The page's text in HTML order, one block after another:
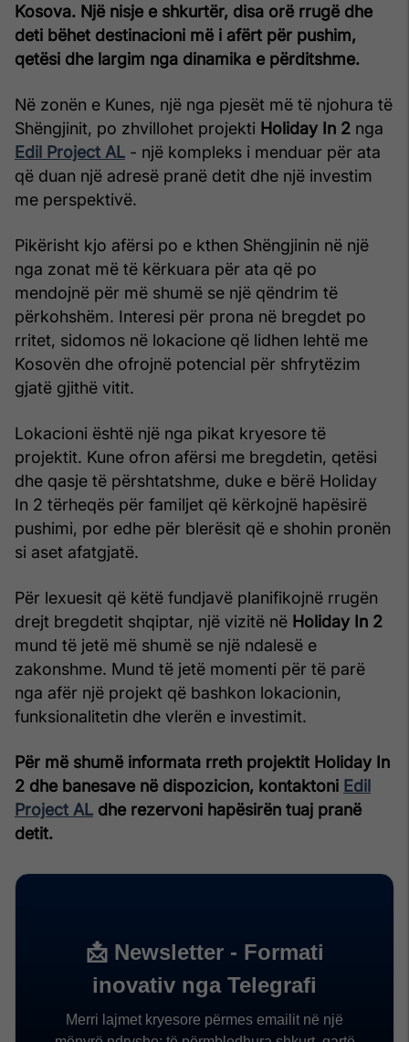
Kosova. Një nisje e shkurtër, disa orë rrugë dhe
deti bëhet destinacioni më i afërt për pushim,
qetësi dhe largim nga dinamika e përditshme.
Në zonën e Kunes, një nga pjesët më të njohura të
Shëngjinit, po zhvillohet projekti Holiday In 2 nga
Edil Project AL - një kompleks i menduar për ata
që duan një adresë pranë detit dhe një investim
me perspektivë.
Pikërisht kjo afërsi po e kthen Shëngjinin në një
nga zonat më të kërkuara për ata që po
mendojnë për më shumë se një qëndrim të
përkohshëm. Interesi për prona në bregdet po
rritet, sidomos në lokacione që lidhen lehtë me
Kosovën dhe ofrojnë potencial për shfrytëzim
gjatë gjithë vitit.
Lokacioni është një nga pikat kryesore të
projektit. Kune ofron afërsi me bregdetin, qetësi
dhe qasje të përshtatshme, duke e bërë Holiday
In 2 tërheqës për familjet që kërkojnë hapësirë
pushimi, por edhe për blerësit që e shohin pronën
si aset afatgjatë.
Për lexuesit që këtë fundjavë planifikojnë rrugën
drejt bregdetit shqiptar, një vizitë në Holiday In 2
mund të jetë më shumë se një ndalesë e
zakonshme. Mund të jetë momenti për të parë
nga afër një projekt që bashkon lokacionin,
funksionalitetin dhe vlerën e investimit.
Për më shumë informata rreth projektit Holiday In
2 dhe banesave në dispozicion, kontaktoni Edil
Project AL dhe rezervoni hapësirën tuaj pranë
detit.